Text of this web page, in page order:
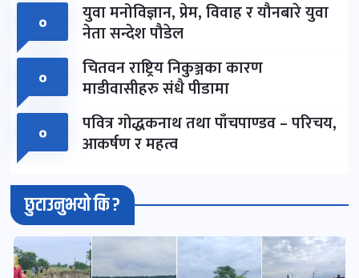
०
युवा मनोविज्ञान, प्रेम, विवाह र यौनबारे युवा
नेता सन्देश पौडेल
०
चितवन राष्ट्रिय निकुञ्जका कारण
माडीवासीहरु संधै पीडामा
०
पवित्र गोद्धकनाथ तथा पाँचपाण्डव – परिचय,
आकर्षण र महत्व
छुटाउनुभयो कि ?